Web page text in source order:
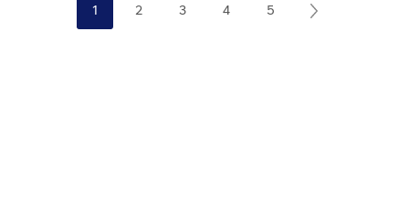
1 2 3 4 5